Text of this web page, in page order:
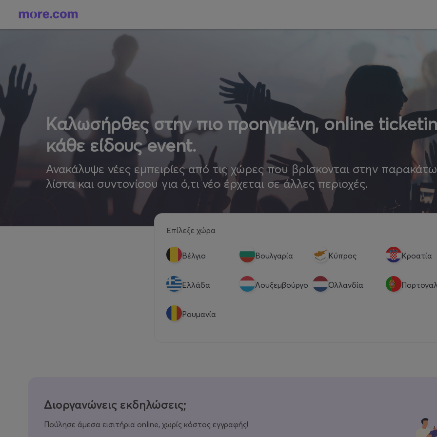
Καλωσήρθες στην πιο προηγμένη, online
κάθε είδους event.
Ανακάλυψε νέες εμπειρίες από τις χώρες που βρίσκονται στην παρακάτω
λίστα και συντονίσου για ό,τι νέο έρχεται σε άλλες περιοχές.
Επίλεξε χώρα
Βέλγιο Βουλγαρία Κύπρος Κροατία
Eλλάδα Λουξεμβούργο Ολλανδία
Ρουμανία
Διοργανώνεις εκδηλώσεις;
Πούλησε άμεσα εισιτήρια online, χωρίς κόστος εγγραφής!